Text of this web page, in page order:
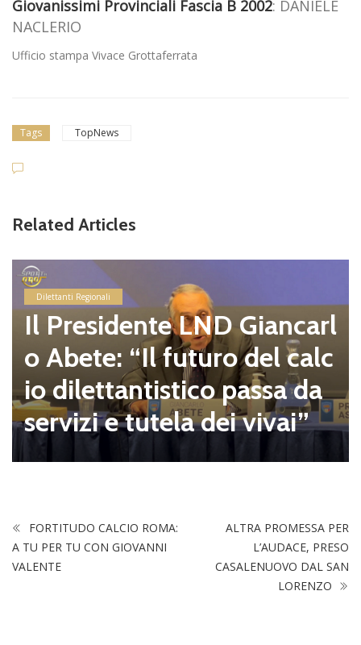
Giovanissimi Provinciali Fascia B 2002: DANIELE
NACLERIO
Ufficio stampa Vivace Grottaferrata
Tags TopNews
Related Articles
Dilettanti Regionali
Il Presidente LND Giancarl
o Abete: “Il futuro del calc
io dilettantistico passa da
servizi e tutela dei vivai”
FORTITUDO CALCIO ROMA:
A TU PER TU CON GIOVANNI
VALENTE
ALTRA PROMESSA PER
L’AUDACE, PRESO
CASALENUOVO DAL SAN
LORENZO